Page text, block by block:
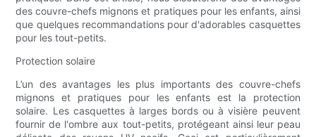
des couvre-chefs mignons et pratiques pour les enfants, ainsi
que quelques recommandations pour d'adorables casquettes
pour les tout-petits.
Protection solaire
L’un des avantages les plus importants des couvre-chefs
mignons et pratiques pour les enfants est la protection
solaire. Les casquettes à larges bords ou à visière peuvent
fournir de l'ombre aux tout-petits, protégeant ainsi leur peau